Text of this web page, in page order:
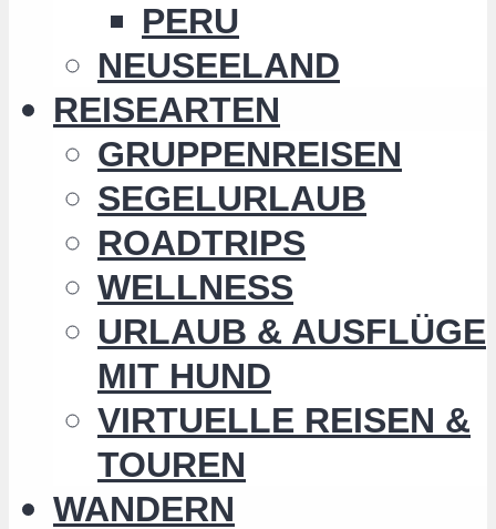
PERU
NEUSEELAND
REISEARTEN
GRUPPENREISEN
SEGELURLAUB
ROADTRIPS
WELLNESS
URLAUB & AUSFLÜGE
MIT HUND
VIRTUELLE REISEN &
TOUREN
WANDERN